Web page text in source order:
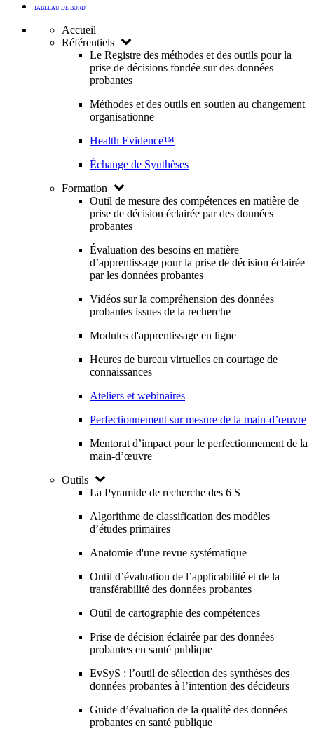
TABLEAU DE BORD
Accueil
Référentiels
Le Registre des méthodes et des outils pour la
prise de décisions fondée sur des données
probantes
Méthodes et des outils en soutien au changement
organisationne
Health Evidence™
Échange de Synthèses
Formation
Outil de mesure des compétences en matière de
prise de décision éclairée par des données
probantes
Évaluation des besoins en matière
d’apprentissage pour la prise de décision éclairée
par les données probantes
Vidéos sur la compréhension des données
probantes issues de la recherche
Modules d'apprentissage en ligne
Heures de bureau virtuelles en courtage de
connaissances
Ateliers et webinaires
Perfectionnement sur mesure de la main-d’œuvre
Mentorat d’impact pour le perfectionnement de la
main-d’œuvre
Outils
La Pyramide de recherche des 6 S
Algorithme de classification des modèles
d’études primaires
Anatomie d'une revue systématique
Outil d’évaluation de l’applicabilité et de la
transférabilité des données probantes
Outil de cartographie des compétences
Prise de décision éclairée par des données
probantes en santé publique
EvSyS : l’outil de sélection des synthèses des
données probantes à l’intention des décideurs
Guide d’évaluation de la qualité des données
probantes en santé publique